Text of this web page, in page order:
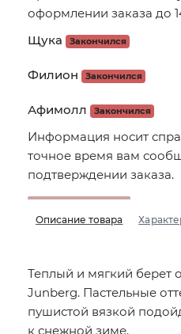
оформлении заказа до
Щука
Закончился
Филион Закончился
Афимолл Закончился
Информация носит
точное время вам
подтверждении заказа.
Описание товара
Теплый и мягкий берет
Junberg. Пастельные
пушистой вязкой
к снежной зиме.